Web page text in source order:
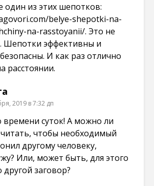
один из этих шепотков:
belye-shepotki-na-
na-rasstoyanii/. Это не
Шепотки эффективны и
И как раз отлично
расстоянии.
2019 в 7:32 дп
времени суток! А можно ли
чтобы необходимый
другому человеку,
Или, может быть, для этого
другой заговор?